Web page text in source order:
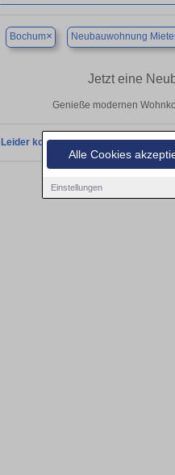
Alle Cookies
Einstellungen
Bochum× Neubauwohnung
Jetzt eine
Genieße modernen
Leider konnten wir derzeit keine